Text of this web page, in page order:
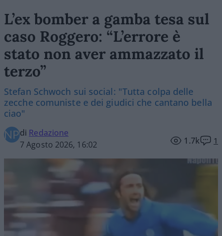
L’ex bomber a gamba tesa sul
caso Roggero: “L’errore è
stato non aver ammazzato il
terzo”
Stefan Schwoch sui social: "Tutta colpa delle
zecche comuniste e dei giudici che cantano bella
ciao"
di Redazione
7 Agosto 2026, 16:02
1.7k 1